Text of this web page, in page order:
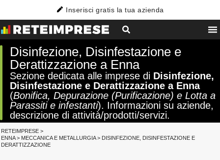
Inserisci gratis la tua azienda
Disinfezione, Disinfestazione e
Derattizzazione a Enna
Sezione dedicata alle imprese di Disinfezione,
Disinfestazione e Derattizzazione a Enna
(Bonifica, Depurazione (Purificazione) e Lotta a
Parassiti e infestanti). Informazioni su aziende,
descrizione di attività/prodotti/servizi.
RETEIMPRESE >
ENNA> MECCANICA E METALLURGIA> DISINFEZIONE, DISINFESTAZIONE E
DERATTIZZAZIONE